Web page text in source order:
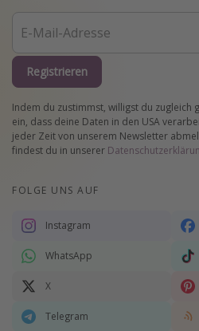
Registrieren
Indem du zustimmst, willigst du zugleich
ein, dass deine Daten in den USA
jeder Zeit von unserem Newsletter
findest du in unserer
FOLGE UNS AUF
Instagram
WhatsApp
X
Telegram